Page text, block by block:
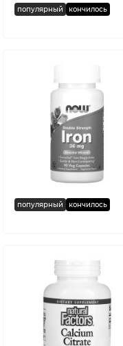
популярный кончилось
популярный кончилось